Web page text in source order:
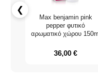
❮
Max benjamin pink
pepper φυτικό
αρωματικό χώρου 150ml
36,00€